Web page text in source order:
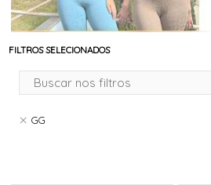
FILTROS SELECIONADOS
GG